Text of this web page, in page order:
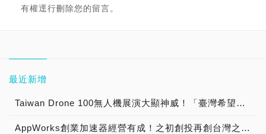
有權逕行刪除您的留言。
最近新增
Taiwan Drone 100無人機展演大顯神威！「臺灣希望創新」正港台灣之光，「無人機 研發x群飛x教育」未來商機無可限量！
AppWorks創業加速器經營有成！之初創投再創台灣之光，成就大東南亞第一新創加速器 專訪成就非凡幕後推手！